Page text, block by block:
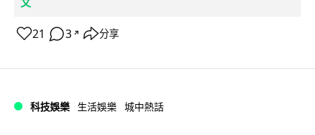
21 3 ↗ 分享
科技娛樂 生活娛樂 城中熱話